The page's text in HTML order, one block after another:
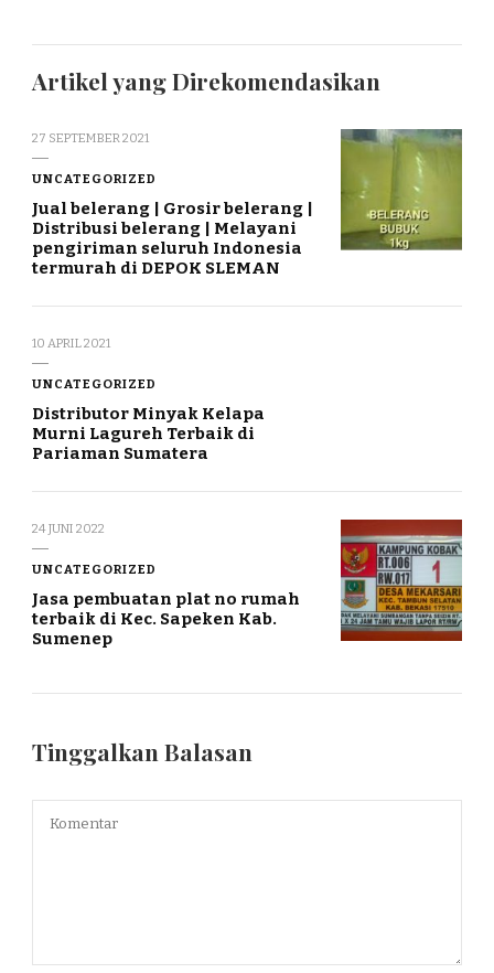
Artikel yang Direkomendasikan
27 SEPTEMBER 2021
UNCATEGORIZED
Jual belerang | Grosir belerang |
Distribusi belerang | Melayani
pengiriman seluruh Indonesia
termurah di DEPOK SLEMAN
10 APRIL 2021
UNCATEGORIZED
Distributor Minyak Kelapa
Murni Lagureh Terbaik di
Pariaman Sumatera
24 JUNI 2022
UNCATEGORIZED
Jasa pembuatan plat no rumah
terbaik di Kec. Sapeken Kab.
Sumenep
Tinggalkan Balasan